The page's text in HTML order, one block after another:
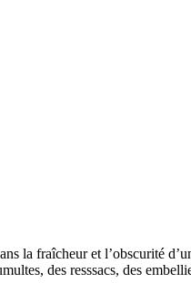
la fraîcheur et l’obscurité
des resssacs, des